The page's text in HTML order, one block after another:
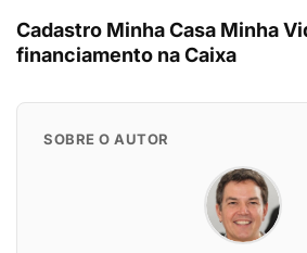
Cadastro Minha Casa Minha
financiamento na Caixa
SOBRE O AUTOR